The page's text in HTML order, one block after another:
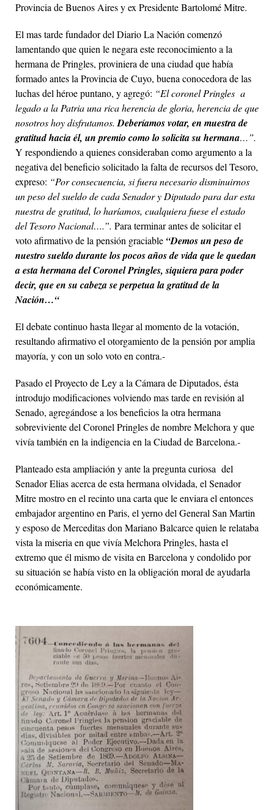
Provincia de Buenos Aires y ex Presidente Bartolomé Mitre.
El mas tarde fundador del Diario La Nación comenzó
lamentando que quien le negara este reconocimiento a la
hermana de Pringles, proviniera de una ciudad que había
formado antes la Provincia de Cuyo, buena conocedora de las
luchas del héroe puntano, y agregó: “El coronel Pringles a
legado a la Patria una rica herencia de gloria, herencia de que
nosotros hoy disfrutamos.Deberíamos votar, en muestra de
gratitud hacia él, un premio como lo solicita su hermana…”.
Y respondiendo a quienes consideraban como argumento a la
negativa del beneficio solicitado la falta de recursos del Tesoro,
expreso: “Por consecuencia, si fuera necesario disminuirnos
un peso del sueldo de cada Senador y Diputado para dar esta
nuestra de gratitud, lo haríamos, cualquiera fuese el estado
del Tesoro Nacional….”. Para terminar antes de solicitar el
voto afirmativo de la pensión graciable “Demos un peso de
nuestro sueldo durante los pocos años de vida que le quedan
a esta hermana del Coronel Pringles, siquiera para poder
decir, que en su cabeza se perpetua la gratitud de la
Nación…“
El debate continuo hasta llegar al momento de la votación,
resultando afirmativo el otorgamiento de la pensión por amplia
mayoría, y con un solo voto en contra.-
Pasado el Proyecto de Ley a la Cámara de Diputados, ésta
introdujo modificaciones volviendo mas tarde en revisión al
Senado, agregándose a los beneficios la otra hermana
sobreviviente del Coronel Pringles de nombre Melchora y que
vivía también en la indigencia en la Ciudad de Barcelona.-
Planteado esta ampliación y ante la pregunta curiosa del
Senador Elias acerca de esta hermana olvidada, el Senador
Mitre mostro en el recinto una carta que le enviara el entonces
embajador argentino en Paris, el yerno del General San Martin
y esposo de Merceditas don Mariano Balcarce quien le relataba
vista la miseria en que vivía Melchora Pringles, hasta el
extremo que él mismo de visita en Barcelona y condolido por
su situación se había visto en la obligación moral de ayudarla
económicamente.